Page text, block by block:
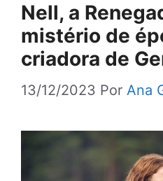
Nell, a
mistério de
criadora de
13/12/2023 Por Ana